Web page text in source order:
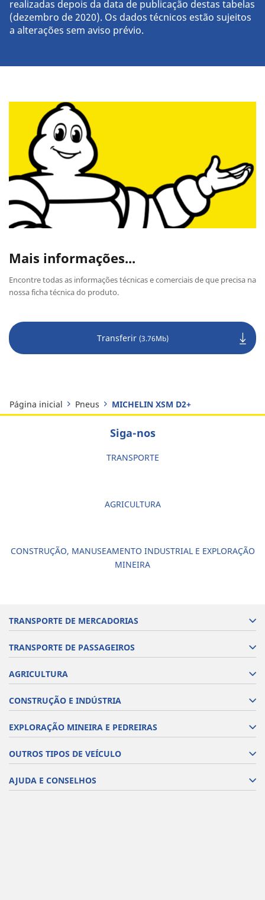
realizadas depois da data de publicação destas tabelas
(dezembro de 2020). Os dados técnicos estão sujeitos
a alterações sem aviso prévio.
Mais informações...
Encontre todas as informações técnicas e comerciais de que precisa na
nossa ficha técnica do produto.
Transferir (3.76Mb)
Página inicial Pneus MICHELIN XSM D2+
Siga-nos
TRANSPORTE
AGRICULTURA
CONSTRUÇÃO, MANUSEAMENTO INDUSTRIAL E EXPLORAÇÃO
MINEIRA
TRANSPORTE DE MERCADORIAS
TRANSPORTE DE PASSAGEIROS
AGRICULTURA
CONSTRUÇÃO E INDÚSTRIA
EXPLORAÇÃO MINEIRA E PEDREIRAS
OUTROS TIPOS DE VEÍCULO
AJUDA E CONSELHOS